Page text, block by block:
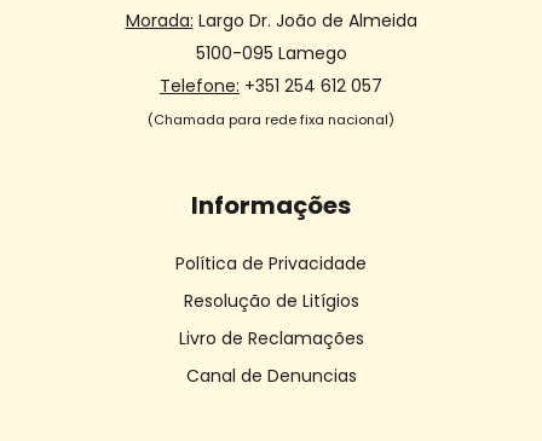
Morada: Largo Dr. João de Almeida
5100-095 Lamego
Telefone: +351 254 612 057
(Chamada para rede fixa nacional)
Informações
Política de Privacidade
Resolução de Litígios
Livro de Reclamações
Canal de Denuncias